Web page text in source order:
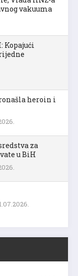
vakuuma
Kopajući
heroin i
za
u BiH